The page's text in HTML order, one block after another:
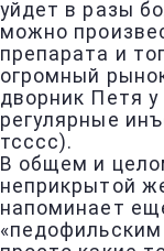
уйдет в разы
можно
препарата и
огромный
дворник Петя
регулярные
тсссс).
В общем и
неприкрытой
напоминает